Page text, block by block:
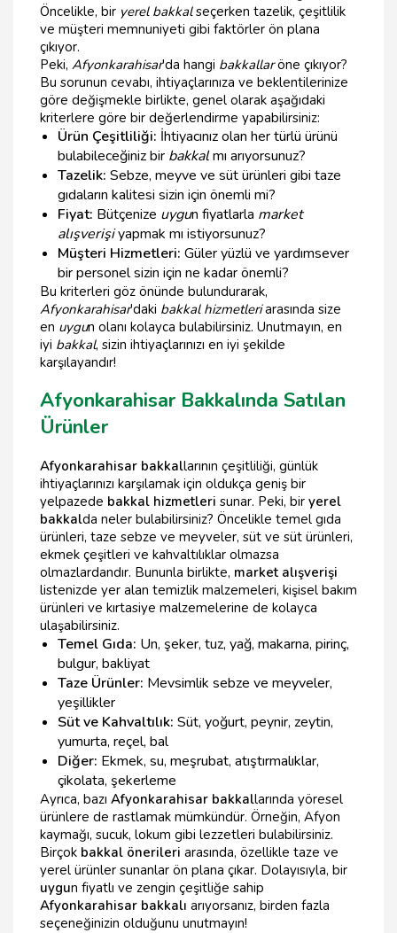
Öncelikle, bir yerel bakkalseçerken tazelik, çeşitlilik
ve müşteri memnuniyeti gibi faktörler ön plana
çıkıyor.
Peki, Afyonkarahisar'da hangi bakkallaröne çıkıyor?
Bu sorunun cevabı, ihtiyaçlarınıza ve beklentilerinize
göre değişmekle birlikte, genel olarak aşağıdaki
kriterlere göre bir değerlendirme yapabilirsiniz:
Ürün Çeşitliliği: İhtiyacınız olan her türlü ürünü
bulabileceğiniz bir bakkalmı arıyorsunuz?
Tazelik: Sebze, meyve ve süt ürünleri gibi taze
gıdaların kalitesi sizin için önemli mi?
Fiyat: Bütçenize uygun fiyatlarla market
alışverişiyapmak mı istiyorsunuz?
Müşteri Hizmetleri: Güler yüzlü ve yardımsever
bir personel sizin için ne kadar önemli?
Bu kriterleri göz önünde bulundurarak,
Afyonkarahisar'daki bakkal hizmetleriarasında size
en uygun olanı kolayca bulabilirsiniz. Unutmayın, en
iyi bakkal, sizin ihtiyaçlarınızı en iyi şekilde
karşılayandır!
Afyonkarahisar Bakkalında Satılan
Ürünler
Afyonkarahisar bakkallarının çeşitliliği, günlük
ihtiyaçlarınızı karşılamak için oldukça geniş bir
yelpazede bakkal hizmetleri sunar. Peki, bir yerel
bakkalda neler bulabilirsiniz? Öncelikle temel gıda
ürünleri, taze sebze ve meyveler, süt ve süt ürünleri,
ekmek çeşitleri ve kahvaltılıklar olmazsa
olmazlardandır. Bununla birlikte, market alışverişi
listenizde yer alan temizlik malzemeleri, kişisel bakım
ürünleri ve kırtasiye malzemelerine de kolayca
ulaşabilirsiniz.
Temel Gıda: Un, şeker, tuz, yağ, makarna, pirinç,
bulgur, bakliyat
Taze Ürünler: Mevsimlik sebze ve meyveler,
yeşillikler
Süt ve Kahvaltılık: Süt, yoğurt, peynir, zeytin,
yumurta, reçel, bal
Diğer: Ekmek, su, meşrubat, atıştırmalıklar,
çikolata, şekerleme
Ayrıca, bazı Afyonkarahisar bakkallarında yöresel
ürünlere de rastlamak mümkündür. Örneğin, Afyon
kaymağı, sucuk, lokum gibi lezzetleri bulabilirsiniz.
Birçok bakkal önerileri arasında, özellikle taze ve
yerel ürünler sunanlar ön plana çıkar. Dolayısıyla, bir
uygun fiyatlı ve zengin çeşitliğe sahip
Afyonkarahisar bakkalı arıyorsanız, birden fazla
seçeneğinizin olduğunu unutmayın!